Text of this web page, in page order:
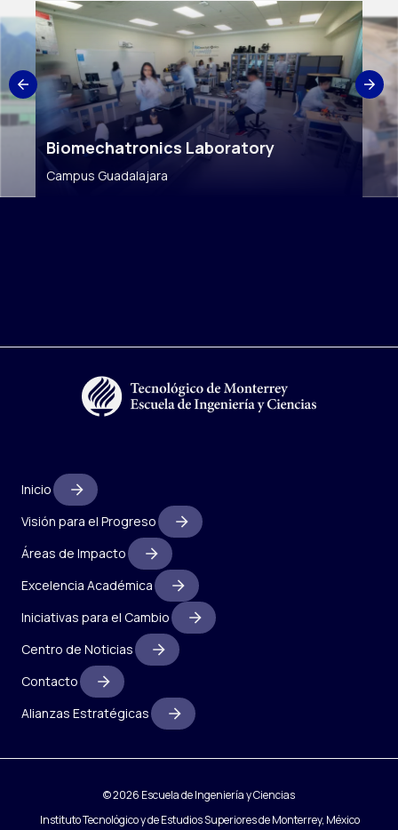
Biomechatronics Laboratory
Campus Guadalajara
Inicio
Visión para el Progreso
Áreas de Impacto
Excelencia Académica
Iniciativas para el Cambio
Centro de Noticias
Contacto
Alianzas Estratégicas
© 2026 Escuela de Ingeniería y Ciencias
Instituto Tecnológico y de Estudios Superiores de Monterrey, México